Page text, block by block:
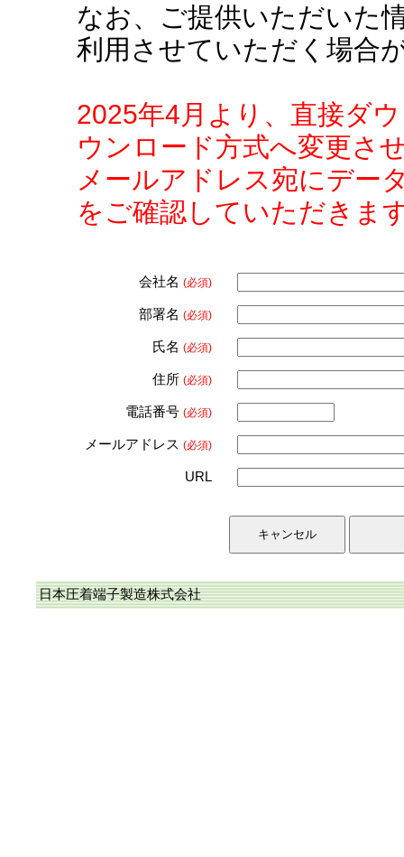
なお、ご提供いただいた
利用させていただく場合
2025年4月より、直接ダ
ウンロード方式へ変更さ
メールアドレス宛にデー
をご確認していただきま
会社名 (必須)
部署名 (必須)
氏名 (必須)
住所 (必須)
電話番号 (必須)
メールアドレス (必須)
URL
日本圧着端子製造株式会社